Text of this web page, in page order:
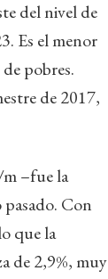
del nivel de
Es el menor
pobres.
de 2017,
–fue la
Con
que la
de 2,9%, muy